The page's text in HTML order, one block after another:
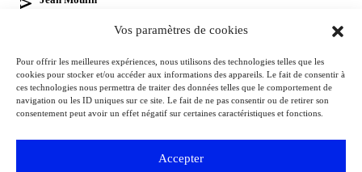
Vos paramètres de cookies
Pour offrir les meilleures expériences, nous utilisons des technologies telles que les
cookies pour stocker et/ou accéder aux informations des appareils. Le fait de consentir à
ces technologies nous permettra de traiter des données telles que le comportement de
navigation ou les ID uniques sur ce site. Le fait de ne pas consentir ou de retirer son
consentement peut avoir un effet négatif sur certaines caractéristiques et fonctions.
Accepter
Libération de Paris – musée du général Leclerc – musée Jean Moulin
Yvonne, lui narrant les événements de la Libération de Paris.
Voir tous les événements